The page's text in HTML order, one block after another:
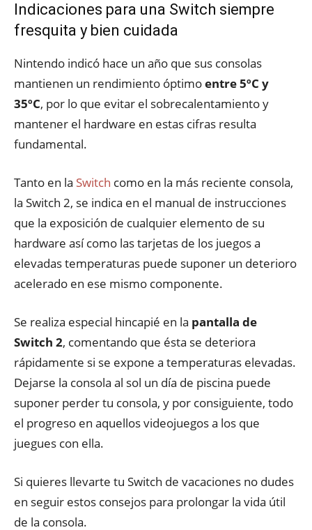
Indicaciones para una Switch siempre
fresquita y bien cuidada
Nintendo indicó hace un año que sus consolas
mantienen un rendimiento óptimoentre 5ºC y
35ºC, por lo que evitar el sobrecalentamiento y
mantener el hardware en estas cifras resulta
fundamental.
Tanto en la Switch como en la más reciente consola,
la Switch 2, se indica en el manual de instrucciones
que la exposición de cualquier elemento de su
hardware así como las tarjetas de los juegos a
elevadas temperaturas puede suponer un deterioro
acelerado en ese mismo componente.
Se realiza especial hincapié en la pantalla de
Switch 2, comentando que ésta se deteriora
rápidamente si se expone a temperaturas elevadas.
Dejarse la consola al sol un día de piscina puede
suponer perder tu consola, y por consiguiente, todo
el progreso en aquellos videojuegos a los que
juegues con ella.
Si quieres llevarte tu Switch de vacaciones no dudes
en seguir estos consejos para prolongar la vida útil
de la consola.